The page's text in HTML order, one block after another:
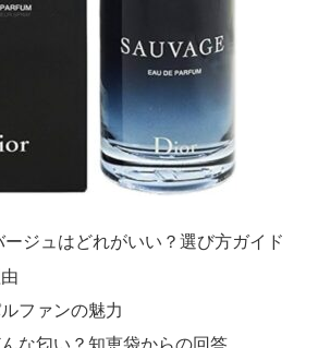
ージュはどれがいい？選び方ガイド
ファンの魅力
な匂い？知恵袋からの回答